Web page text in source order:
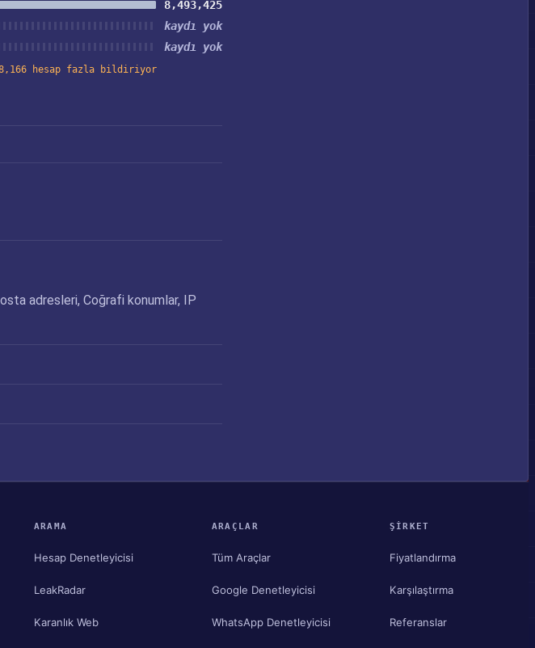
8,493,425
kaydı yok
kaydı yok
hesap fazla bildiriyor
adresleri, Coğrafi konumlar, IP
ARAMA
Hesap Denetleyicisi
LeakRadar
Karanlık Web
ARAÇLAR
Tüm Araçlar
Google Denetleyicisi
WhatsApp Denetleyicisi
ŞIRKET
Fiyatlandırma
Karşılaştırma
Referanslar